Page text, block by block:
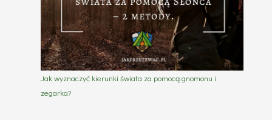
Jak wyznaczyć kierunki świata za pomocą gnomonu i
zegarka?